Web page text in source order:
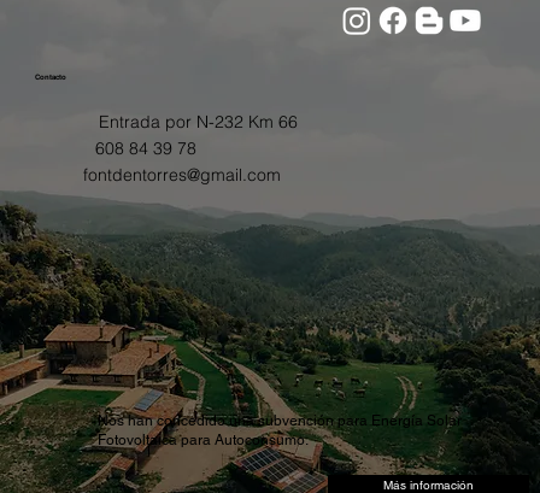
Contacto
Entrada por N-232 Km 66
608 84 39 78
fontdentorres@gmail.com
Nos han concedido una subvención para Energía Solar
Fotovoltaica para Autoconsumo.
Más información